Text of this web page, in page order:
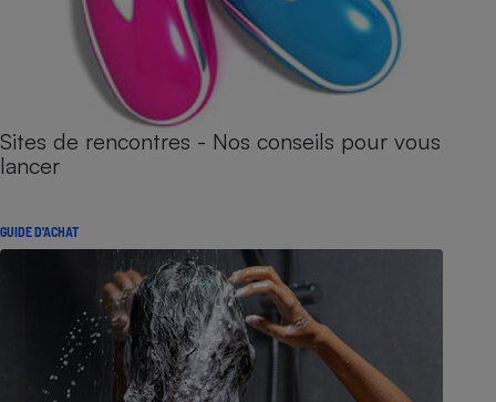
Sites de rencontres - Nos conseils pour vous
lancer
GUIDE D'ACHAT